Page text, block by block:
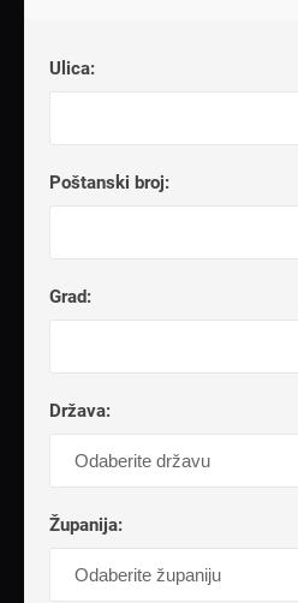
Ulica:
Poštanski broj:
Grad:
Država:
Županija: